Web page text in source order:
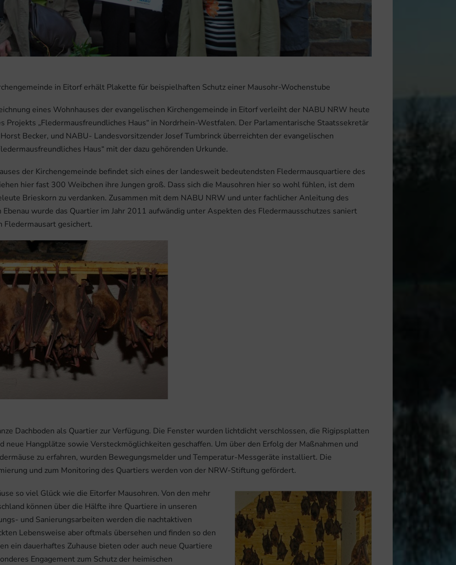
in Eitorf erhält Plakette für beispielhaften Schutz einer Mausohr-Wochenstube
eines Wohnhauses der evangelischen Kirchengemeinde in Eitorf verleiht der NABU NRW heute
Projekts „Fledermausfreundliches Haus“ in Nordrhein-Westfalen. Der Parlamentarische Staatssekretär
Becker, und NABU- Landesvorsitzender Josef Tumbrinck überreichten der evangelischen
Haus“ mit der dazu gehörenden Urkunde.
der Kirchengemeinde befindet sich eines der landesweit bedeutendsten Fledermausquartiere des
hier fast 300 Weibchen ihre Jungen groß. Dass sich die Mausohren hier so wohl fühlen, ist dem
Brieskorn zu verdanken. Zusammen mit dem NABU NRW und unter fachlicher Anleitung des
wurde das Quartier im Jahr 2011 aufwändig unter Aspekten des Fledermausschutzes saniert
Fledermausart gesichert.
Dachboden als Quartier zur Verfügung. Die Fenster wurden lichtdicht verschlossen, die Rigipsplatten
Hangplätze sowie Versteckmöglichkeiten geschaffen. Um über den Erfolg der Maßnahmen und
zu erfahren, wurden Bewegungsmelder und Temperatur-Messgeräte installiert. Die
und zum Monitoring des Quartiers werden von der NRW-Stiftung gefördert.
so viel Glück wie die Eitorfer Mausohren. Von den mehr
können über die Hälfte ihre Quartiere in unseren
und Sanierungsarbeiten werden die nachtaktiven
Lebensweise aber oftmals übersehen und finden so den
ein dauerhaftes Zuhause bieten oder auch neue Quartiere
Engagement zum Schutz der heimischen